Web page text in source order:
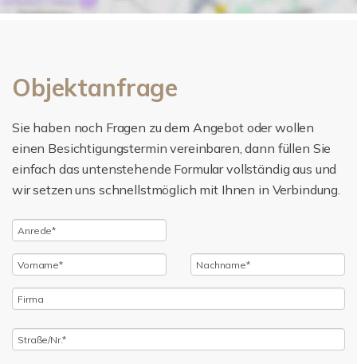
Objektanfrage
Sie haben noch Fragen zu dem Angebot oder wollen
einen Besichtigungstermin vereinbaren, dann füllen Sie
einfach das untenstehende Formular vollständig aus und
wir setzen uns schnellstmöglich mit Ihnen in Verbindung.